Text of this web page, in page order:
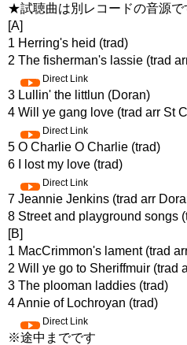
★試聴曲は別レコードの音源で
[A]
1 Herring's heid (trad)
2 The fisherman's lassie (trad
Direct Link
3 Lullin' the littlun (Doran)
4 Will ye gang love (trad arr St
Direct Link
5 O Charlie O Charlie (trad)
6 I lost my love (trad)
Direct Link
7 Jeannie Jenkins (trad arr
8 Street and playground songs
[B]
1 MacCrimmon's lament (trad
2 Will ye go to Sheriffmuir (trad
3 The plooman laddies (trad)
4 Annie of Lochroyan (trad)
Direct Link
※途中までです